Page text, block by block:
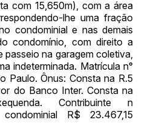
com 15,650m), com a área
lhe uma fração
condominial e nas demais
condomínio, com direito a
passeio na garagem coletiva,
indeterminada. Matrícula n°
Paulo. Ônus: Consta na R.5
do Banco Inter. Consta na
Contribuinte n
R$ 23.467,15